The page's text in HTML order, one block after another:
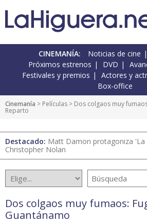
CINEMANÍA: Noticias de cine
Próximos estrenos
DVD
Festivales y premios
Actores y
Box-office
Cinemanía > Películas > Dos colgaos muy
Reparto
Destacado: Matt Damon protagoniza 'La
Christopher Nolan
Dos colgaos muy fumaos:
Guantánamo